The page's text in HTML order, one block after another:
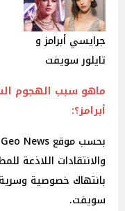
جرايسي أبرامز و
تايلور سويفت
ماهو سبب الهجوم
أبرامز؟:
والانتقادات اللاذعة
بانتهاك خصوصية
سويفت.